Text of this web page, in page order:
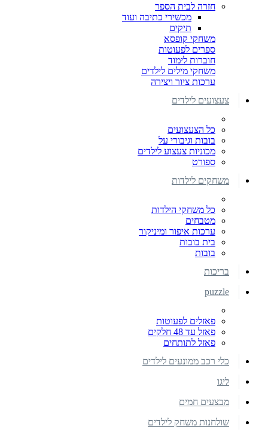
חזרה לבית הספר
מכשירי כתיבה ועוד
תיקים
משחקי קופסא
ספרים לפעוטות
חוברות לימוד
משחקי מילים לילדים
ערכות ציור ויצירה
צעצועים לילדים
כל הצעצועים
בובות וגיבורי על
מכוניות צעצוע לילדים
ספורט
משחקים לילדות
כל משחקי הילדות
מטבחים
ערכות איפור ומיניקור
בית בובות
בובות
בריכות
puzzle
פאזלים לפעוטות
פאזל עד 48 חלקים
פאזל לתותחים
כלי רכב ממונעים לילדים
ליגו
מבצעים חמים
שולחנות משחק לילדים